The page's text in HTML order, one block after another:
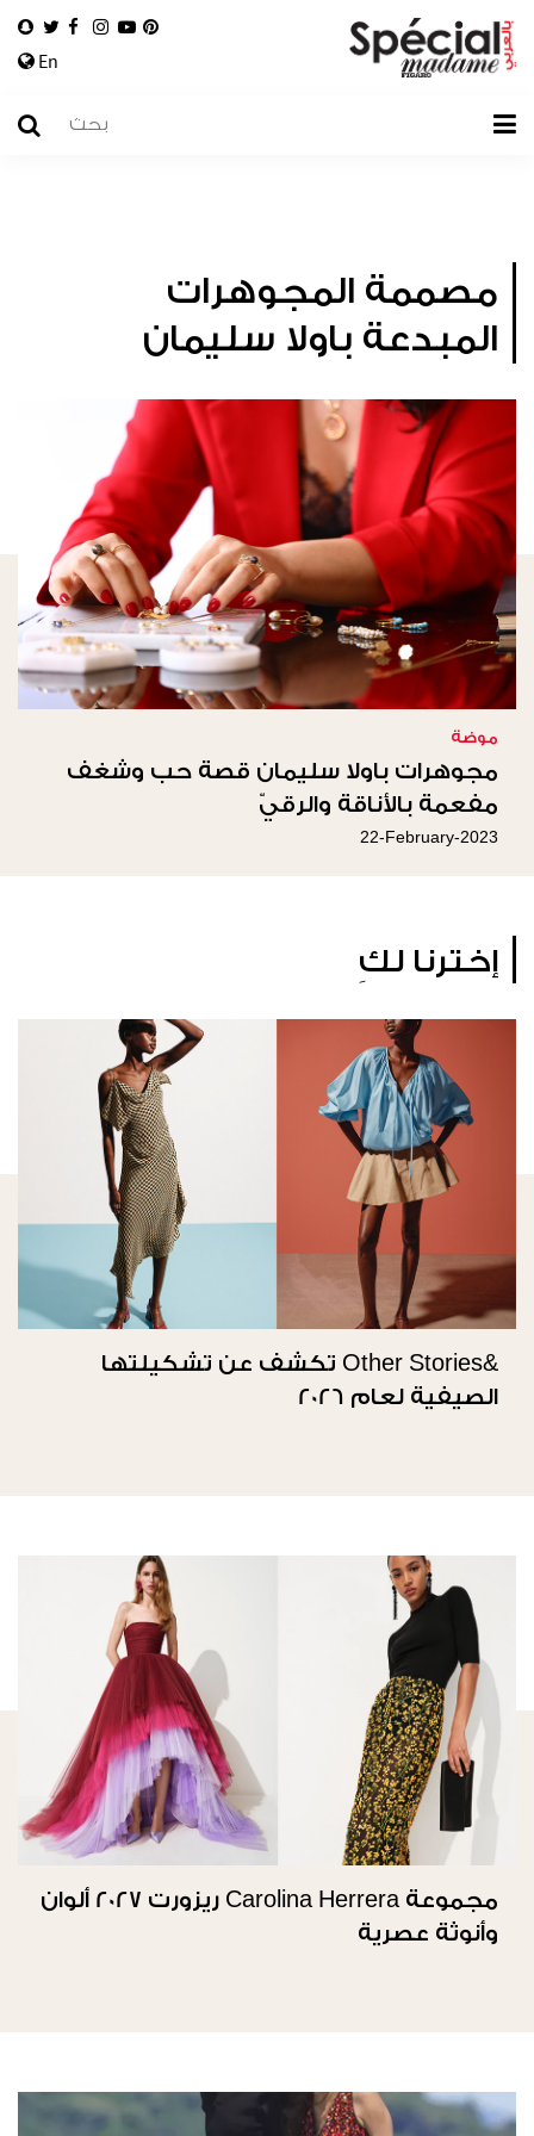
En
مصممة المجوهرات
المبدعة باولا سليمان
موضة
مجوهرات باولا سليمان قصة حب وشغف
مفعمة بالأناقة والرقيّ
22-February-2023
إخترنا لكِ
&Other Stories تكشف عن تشكيلتها
الصيفية لعام 2026
مجموعة Carolina Herrera ريزورت 2027 ألوان
وأنوثة عصرية